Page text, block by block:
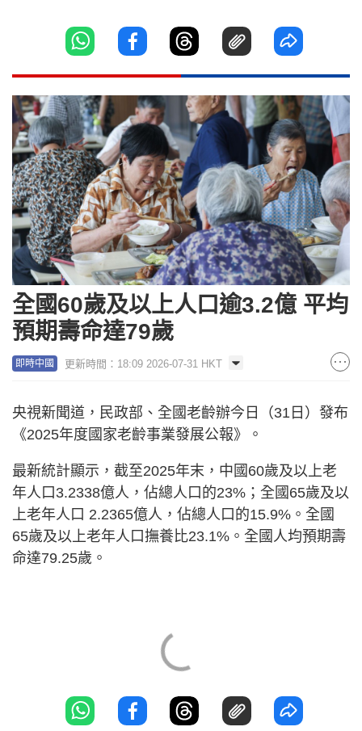
全國60歲及以上人口逾3.2億 平均
預期壽命達79歲
即時中國 更新時間：18:09 2026-07-31 HKT
央視新聞道，民政部、全國老齡辦今日（31日）發布
《2025年度國家老齡事業發展公報》。
最新統計顯示，截至2025年末，中國60歲及以上老
年人口3.2338億人，佔總人口的23%；全國65歲及以
上老年人口 2.2365億人，佔總人口的15.9%。全國
65歲及以上老年人口撫養比23.1%。全國人均預期壽
命達79.25歲。